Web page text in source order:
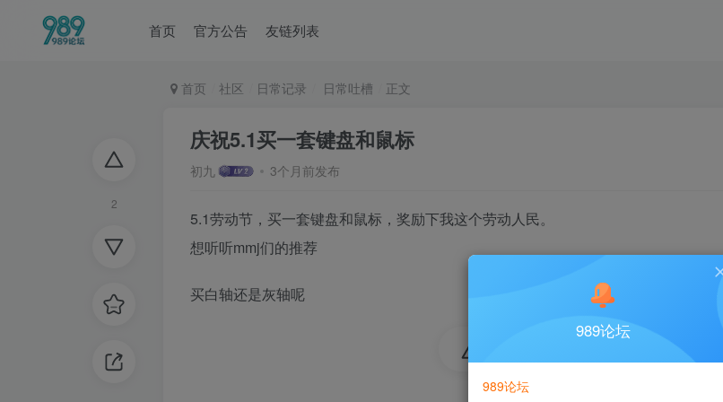
首页 官方公告 友链列表
2
首页 社区 日常记录 日常吐槽 正文
庆祝5.1买一套键盘和鼠标
初九 3个月前发布
5.1劳动节，买一套键盘和鼠标，奖励下我这个劳动人民。
想听听mmj们的推荐
买白轴还是灰轴呢
2人已评分
989论坛
989论坛